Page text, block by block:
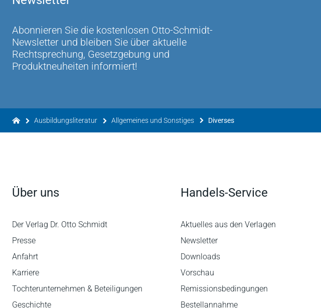
Abonnieren Sie die kostenlosen Otto-Schmidt-
Newsletter und bleiben Sie über aktuelle
Rechtsprechung, Gesetzgebung und
Produktneuheiten informiert!
Ausbildungsliteratur Allgemeines und Sonstiges Diverses
Über uns
Der Verlag Dr. Otto Schmidt
Presse
Anfahrt
Karriere
Tochterunternehmen & Beteiligungen
Geschichte
Handels-Service
Aktuelles aus den Verlagen
Newsletter
Downloads
Vorschau
Remissionsbedingungen
Bestellannahme